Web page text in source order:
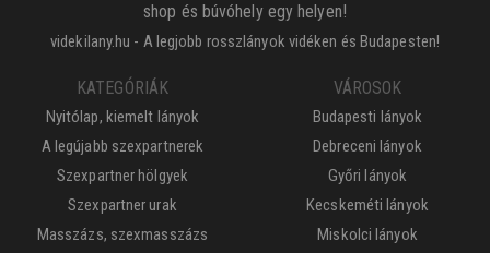
shop és búvóhely egy helyen!
videkilany.hu - A legjobb rosszlányok vidéken és Budapesten!
KATEGÓRIÁK
Nyitólap, kiemelt lányok
A legújabb szexpartnerek
Szexpartner hölgyek
Szexpartner urak
Masszázs, szexmasszázs
VÁROSOK
Budapesti lányok
Debreceni lányok
Győri lányok
Kecskeméti lányok
Miskolci lányok